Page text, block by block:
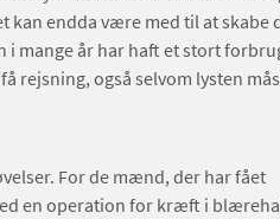
kan endda være med til at skabe
mange år har haft et stort
rejsning, også selvom lysten
For de mænd, der har fået
en operation for kræft i